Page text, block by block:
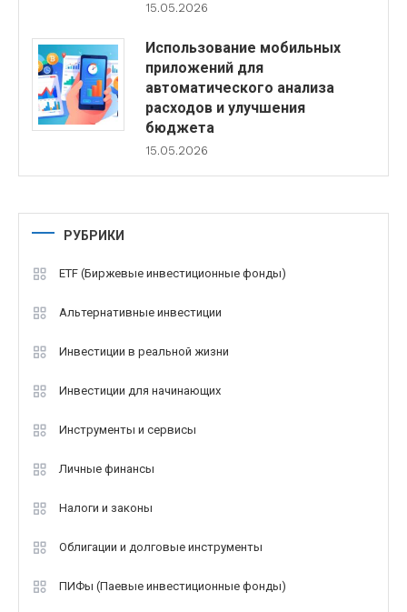
15.05.2026
Использование мобильных
приложений для
автоматического анализа
расходов и улучшения
бюджета
15.05.2026
РУБРИКИ
ETF (Биржевые инвестиционные фонды)
Альтернативные инвестиции
Инвестиции в реальной жизни
Инвестиции для начинающих
Инструменты и сервисы
Личные финансы
Налоги и законы
Облигации и долговые инструменты
ПИФы (Паевые инвестиционные фонды)